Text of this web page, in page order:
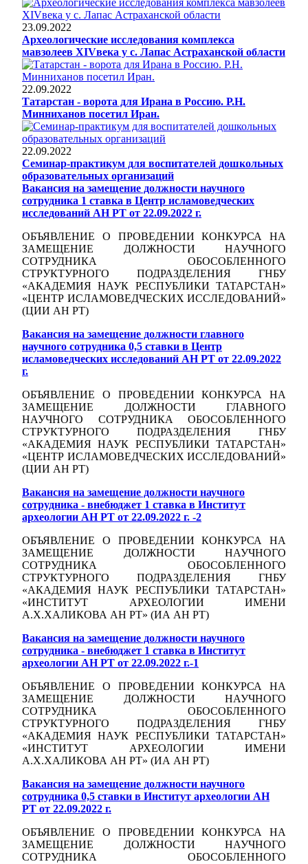
23.09.2022
Археологические исследования комплекса
мавзолеев XIVвека у с. Лапас Астраханской области
22.09.2022
Татарстан - ворота для Ирана в Россию. Р.Н.
Минниханов посетил Иран.
22.09.2022
Семинар-практикум для воспитателей дошкольных
образовательных организаций
Вакансия на замещение должности научного
сотрудника 1 ставка в Центр исламоведческих
исследований АН РТ от 22.09.2022 г.
ОБЪЯВЛЕНИЕ О ПРОВЕДЕНИИ КОНКУРСА НА
ЗАМЕЩЕНИЕ ДОЛЖНОСТИ НАУЧНОГО
СОТРУДНИКА ОБОСОБЛЕННОГО
СТРУКТУРНОГО ПОДРАЗДЕЛЕНИЯ ГНБУ
«АКАДЕМИЯ НАУК РЕСПУБЛИКИ ТАТАРСТАН»
«ЦЕНТР ИСЛАМОВЕДЧЕСКИХ ИССЛЕДОВАНИЙ»
(ЦИИ АН РТ)
Вакансия на замещение должности главного
научного сотрудника 0,5 ставки в Центр
исламоведческих исследований АН РТ от 22.09.2022
г.
ОБЪЯВЛЕНИЕ О ПРОВЕДЕНИИ КОНКУРСА НА
ЗАМЕЩЕНИЕ ДОЛЖНОСТИ ГЛАВНОГО
НАУЧНОГО СОТРУДНИКА ОБОСОБЛЕННОГО
СТРУКТУРНОГО ПОДРАЗДЕЛЕНИЯ ГНБУ
«АКАДЕМИЯ НАУК РЕСПУБЛИКИ ТАТАРСТАН»
«ЦЕНТР ИСЛАМОВЕДЧЕСКИХ ИССЛЕДОВАНИЙ»
(ЦИИ АН РТ)
Вакансия на замещение должности научного
сотрудника - внебюджет 1 ставка в Институт
археологии АН РТ от 22.09.2022 г. -2
ОБЪЯВЛЕНИЕ О ПРОВЕДЕНИИ КОНКУРСА НА
ЗАМЕЩЕНИЕ ДОЛЖНОСТИ НАУЧНОГО
СОТРУДНИКА ОБОСОБЛЕННОГО
СТРУКТУРНОГО ПОДРАЗДЕЛЕНИЯ ГНБУ
«АКАДЕМИЯ НАУК РЕСПУБЛИКИ ТАТАРСТАН»
«ИНСТИТУТ АРХЕОЛОГИИ ИМЕНИ
А.Х.ХАЛИКОВА АН РТ» (ИА АН РТ)
Вакансия на замещение должности научного
сотрудника - внебюджет 1 ставка в Институт
археологии АН РТ от 22.09.2022 г.-1
ОБЪЯВЛЕНИЕ О ПРОВЕДЕНИИ КОНКУРСА НА
ЗАМЕЩЕНИЕ ДОЛЖНОСТИ НАУЧНОГО
СОТРУДНИКА ОБОСОБЛЕННОГО
СТРУКТУРНОГО ПОДРАЗДЕЛЕНИЯ ГНБУ
«АКАДЕМИЯ НАУК РЕСПУБЛИКИ ТАТАРСТАН»
«ИНСТИТУТ АРХЕОЛОГИИ ИМЕНИ
А.Х.ХАЛИКОВА АН РТ» (ИА АН РТ)
Вакансия на замещение должности научного
сотрудника 0,5 ставки в Институт археологии АН
РТ от 22.09.2022 г.
ОБЪЯВЛЕНИЕ О ПРОВЕДЕНИИ КОНКУРСА НА
ЗАМЕЩЕНИЕ ДОЛЖНОСТИ НАУЧНОГО
СОТРУДНИКА ОБОСОБЛЕННОГО